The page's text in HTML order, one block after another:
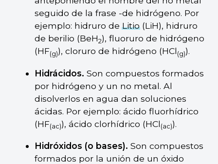
seguido de la frase -de hidrógeno. Por
ejemplo: hidruro deLitio(LiH), hidruro
de berilio (BeH2), fluoruro de hidrógeno
(HF(g)), cloruro de hidrógeno (HCl(g)).
Hidrácidos. Son compuestos formados
por hidrógeno y un no metal. Al
disolverlos en agua dan soluciones
ácidas. Por ejemplo: ácido fluorhídrico
(HF(ac)), ácido clorhídrico (HCl(ac)).
Hidróxidos (o bases). Son compuestos
formados por la unión de un óxido